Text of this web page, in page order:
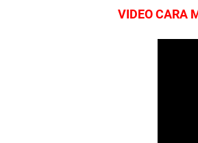
VIDEO CARA